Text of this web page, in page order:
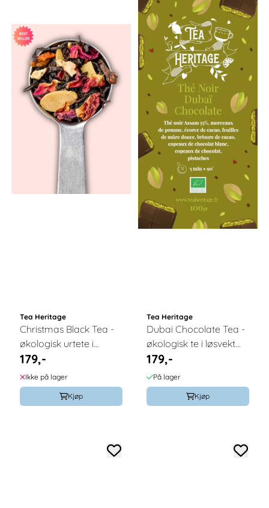
Tea Heritage
Christmas Black Tea -
økologisk urtete i
løsvekt 100g / Tea
Heritage
179,-
Ikke på lager
Kjøp
Tea Heritage
Dubai Chocolate Tea -
økologisk te i løsvekt
100g / Tea Heritage
179,-
På lager
Kjøp